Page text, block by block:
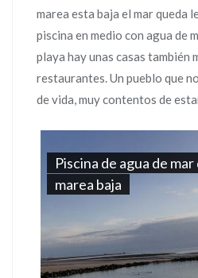
marea esta baja el mar queda
piscina en medio con agua de
playa hay unas casas también
restaurantes. Un pueblo que
de vida, muy contentos de
Piscina de agua de
marea baja